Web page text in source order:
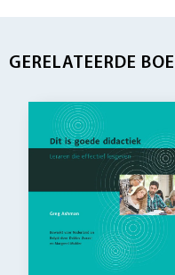
GERELATEERDE